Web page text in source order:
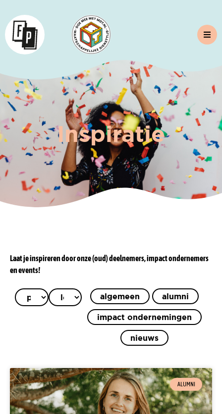
Inspiratie
Laat je inspireren door onze (oud) deelnemers, impact ondernemers
en events!
algemeen alumni
impact ondernemingen
nieuws
ALUMNI